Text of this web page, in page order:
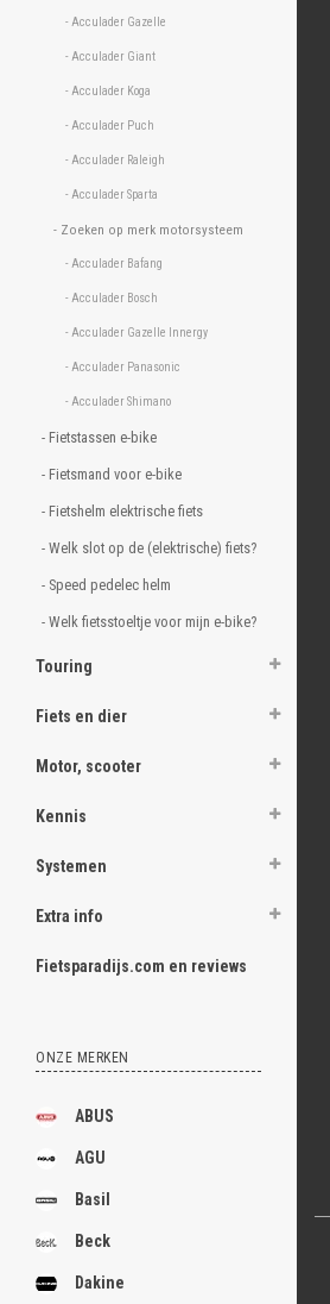
- Acculader Gazelle
- Acculader Giant
- Acculader Koga
- Acculader Puch
- Acculader Raleigh
- Acculader Sparta
- Zoeken op merk motorsysteem
- Acculader Bafang
- Acculader Bosch
- Acculader Gazelle Innergy
- Acculader Panasonic
- Acculader Shimano
- Fietstassen e-bike
- Fietsmand voor e-bike
- Fietshelm elektrische fiets
- Welk slot op de (elektrische) fiets?
- Speed pedelec helm
- Welk fietsstoeltje voor mijn e-bike?
Touring
Fiets en dier
Motor, scooter
Kennis
Systemen
Extra info
Fietsparadijs.com en reviews
ONZE MERKEN
ABUS
AGU
Basil
Beck
Dakine